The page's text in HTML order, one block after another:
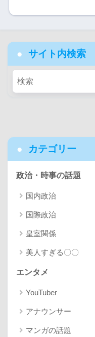
サイト内検索
カテゴリー
政治・時事の話題
国内政治
国際政治
皇室関係
美人すぎる〇〇
エンタメ
YouTuber
アナウンサー
マンガの話題